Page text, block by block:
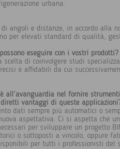
urbana.
angoli e distanze, in accordo alla
per elevati standard di qualità,
eseguire con i vostri prodotti?
scelta di coinvolgere studi
e affidabili da cui
nel fornire
vantaggi di queste
dati sempre più automatici o
aspettativa. Ci si aspetta che
per sviluppare un progetto
o sottoposti a vincolo, oppure
per tutti i professionisti del